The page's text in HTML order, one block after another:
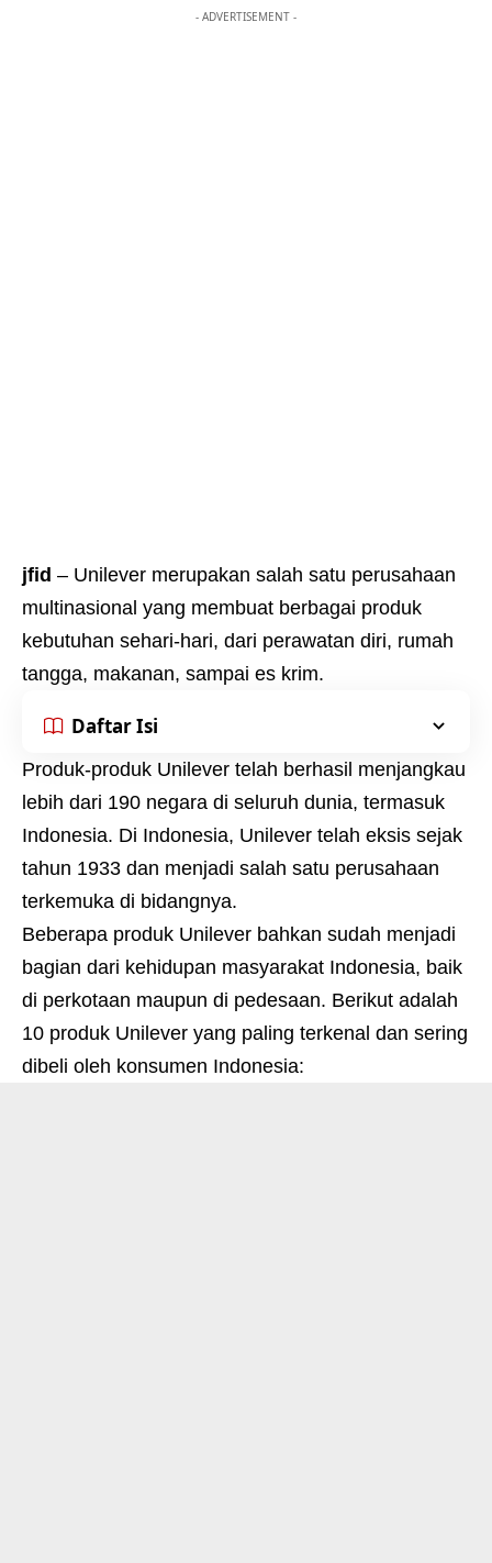
- ADVERTISEMENT -
jfid – Unilever merupakan salah satu perusahaan
multinasional yang membuat berbagai produk
kebutuhan sehari-hari, dari perawatan diri, rumah
tangga, makanan, sampai es krim.
Daftar Isi
Produk-produk Unilever telah berhasil menjangkau
lebih dari 190 negara di seluruh dunia, termasuk
Indonesia. Di Indonesia, Unilever telah eksis sejak
tahun 1933 dan menjadi salah satu perusahaan
terkemuka di bidangnya.
Beberapa produk Unilever bahkan sudah menjadi
bagian dari kehidupan masyarakat Indonesia, baik
di perkotaan maupun di pedesaan. Berikut adalah
10 produk Unilever yang paling terkenal dan sering
dibeli oleh konsumen Indonesia: